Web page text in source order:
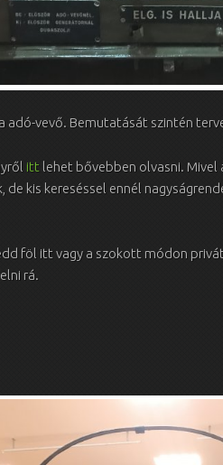
adó-vevő. Bemutatását szintén
itt lehet bővebben olvasni.
de kis kereséssel ennél
föl itt vagy a szokott módon
rá.